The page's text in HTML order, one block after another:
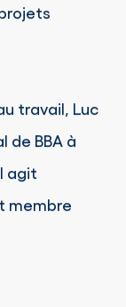
travail, Luc
de BBA à
agit
membre